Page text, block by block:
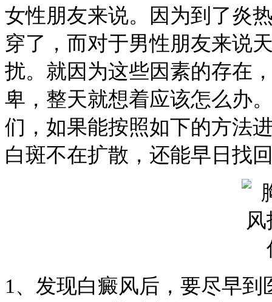
女性朋友来说。因为到了炎
穿了，而对于男性朋友来说
扰。就因为这些因素的存在
卑，整天就想着应该怎么办
们，如果能按照如下的方法
白斑不在扩散，还能早日找
1、发现白癜风后，要尽早